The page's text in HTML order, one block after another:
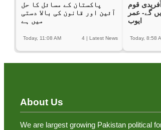
پاکستان کے مسائل کا حل
آئین اور قانون کی بالا دستی
میں ہے
4 |Latest News
Today, 11:08 AM
قوم
گے- عمر
ایوب
Today, 8:58
About Us
We are largest growing Pakistan political